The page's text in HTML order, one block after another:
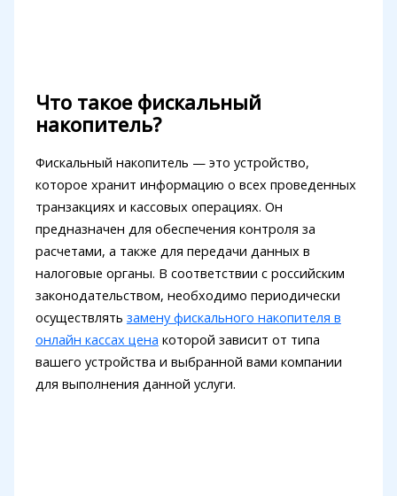
Что такое фискальный
накопитель?
Фискальный накопитель — это устройство,
которое хранит информацию о всех проведенных
транзакциях и кассовых операциях. Он
предназначен для обеспечения контроля за
расчетами, а также для передачи данных в
налоговые органы. В соответствии с российским
законодательством, необходимо периодически
осуществлять замену фискального накопителя в
онлайн кассах цена которой зависит от типа
вашего устройства и выбранной вами компании
для выполнения данной услуги.